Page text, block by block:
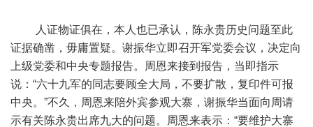
人证物证俱在，本人也已承认，陈永贵历史问题至此
证据确凿，毋庸置疑。谢振华立即召开军党委会议，决定向
上级党委和中央专题报告。周恩来接到报告，当即指示
说：“六十九军的同志要顾全大局，不要扩散，复印件可报
中央。”不久，周恩来陪外宾参观大寨，谢振华当面向周请
示有关陈永贵出席九大的问题。周恩来表示：“要维护大寨